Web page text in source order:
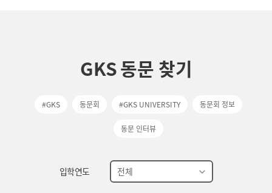
GKS동문 찾기
#GKS 동문회 #GKS UNIVERSITY 동문회 정보
동문 인터뷰
입학연도